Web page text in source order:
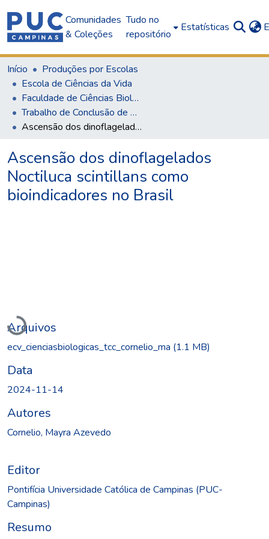
Comunidades
& Coleções
Tudo no
repositório
Estatísticas
Início
Produções por Escolas
Escola de Ciências da Vida
Faculdade de Ciências Biológicas
Trabalho de Conclusão de Curso (TCC)
Ascensão dos dinoflagelados Noctiluca scintillans como bioindicadores no Brasil
Ascensão dos dinoflagelados
Noctiluca scintillans como
bioindicadores no Brasil
Carregando...
Arquivos
ecv_cienciasbiologicas_tcc_cornelio_ma (1.1 MB)
Data
2024-11-14
Autores
Cornelio, Mayra Azevedo
Editor
Pontifícia Universidade Católica de Campinas (PUC-
Campinas)
Resumo